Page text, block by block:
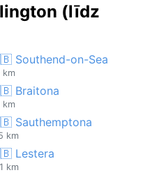
(līdz
Southend-on-Sea
km
Braitona
km
Sauthemptona
km
Lestera
km